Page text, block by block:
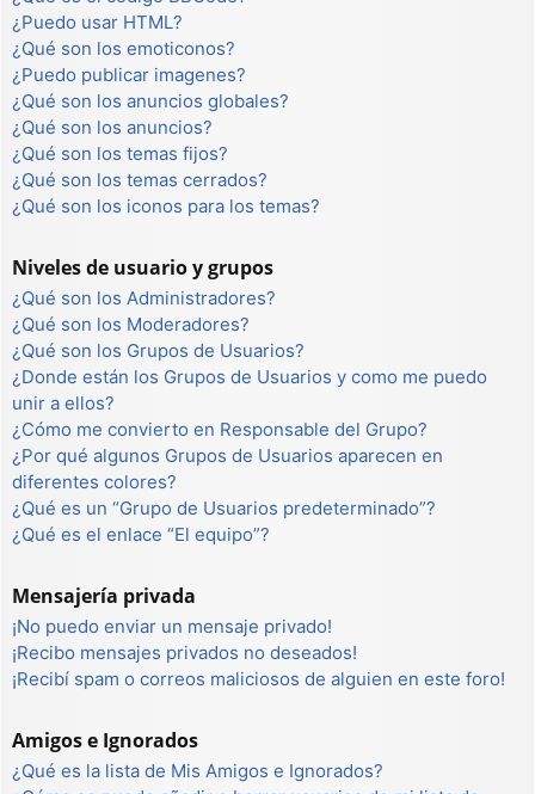
¿Puedo usar HTML?
¿Qué son los emoticonos?
¿Puedo publicar imagenes?
¿Qué son los anuncios globales?
¿Qué son los anuncios?
¿Qué son los temas fijos?
¿Qué son los temas cerrados?
¿Qué son los iconos para los temas?
Niveles de usuario y grupos
¿Qué son los Administradores?
¿Qué son los Moderadores?
¿Qué son los Grupos de Usuarios?
¿Donde están los Grupos de Usuarios y como me puedo
unir a ellos?
¿Cómo me convierto en Responsable del Grupo?
¿Por qué algunos Grupos de Usuarios aparecen en
diferentes colores?
¿Qué es un “Grupo de Usuarios predeterminado”?
¿Qué es el enlace “El equipo”?
Mensajería privada
¡No puedo enviar un mensaje privado!
¡Recibo mensajes privados no deseados!
¡Recibí spam o correos maliciosos de alguien en este foro!
Amigos e Ignorados
¿Qué es la lista de Mis Amigos e Ignorados?